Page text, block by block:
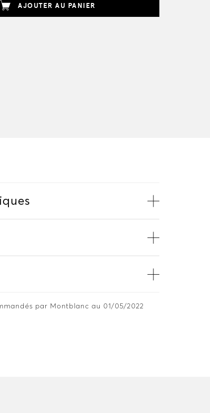
AJOUTER AU PANIER
par Montblanc au 01/05/2022